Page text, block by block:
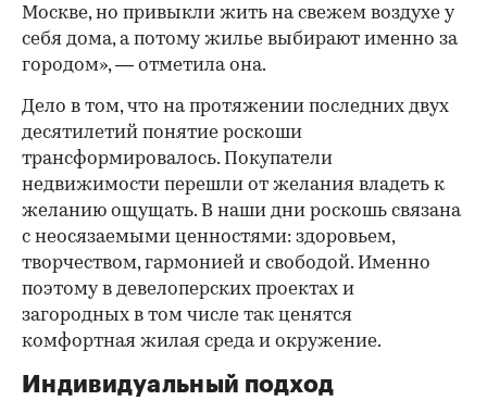
Москве, но привыкли жить на свежем воздухе у
себя дома, а потому жилье выбирают именно за
городом», — отметила она.
Дело в том, что на протяжении последних двух
десятилетий понятие роскоши
трансформировалось. Покупатели
недвижимости перешли от желания владеть к
желанию ощущать. В наши дни роскошь связана
с неосязаемыми ценностями: здоровьем,
творчеством, гармонией и свободой. Именно
поэтому в девелоперских проектах и
загородных в том числе так ценятся
комфортная жилая среда и окружение.
Индивидуальный подход